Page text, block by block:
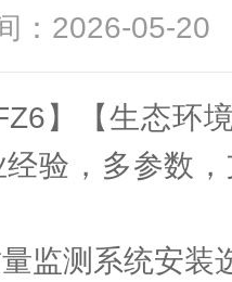
间：2026-05-
】【生态环境
验，多参数
测系统安装